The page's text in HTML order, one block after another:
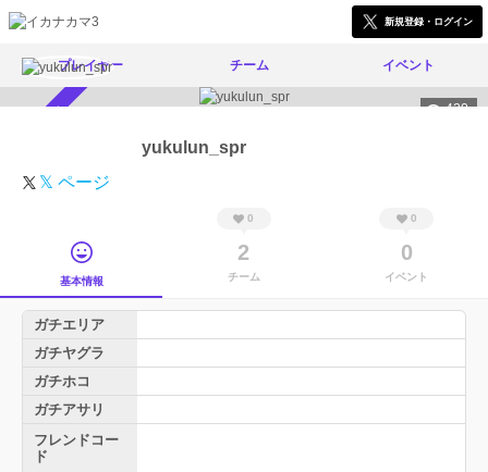
新規登録・ログイン
プレイヤー チーム イベント
420
yukulun_spr
𝕏 ページ
基本情報
0
2
チーム
0
0
イベント
ガチエリア
ガチヤグラ
ガチホコ
ガチアサリ
フレンドコー
ド